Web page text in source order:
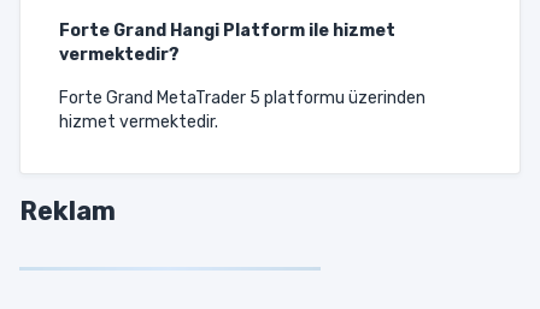
Forte Grand Hangi Platform ile hizmet
vermektedir?
Forte Grand MetaTrader 5 platformu üzerinden
hizmet vermektedir.
Reklam